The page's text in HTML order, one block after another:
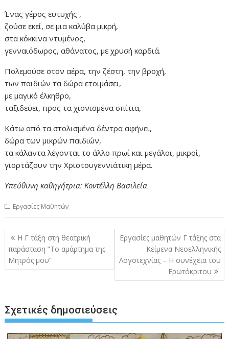
Ένας γέρος ευτυχής ,
ζούσε εκεί, σε μια καλύβα μικρή,
στα κόκκινα ντυμένος,
γενναιόδωρος, αθάνατος, με χρυσή καρδιά.
Πολεμούσε στον αέρα, την ζέστη, την βροχή,
των παιδιών τα δώρα ετοιμάσει,
με μαγικό έλκηθρο,
ταξιδεύει, προς τα χιονισμένα σπίτια,
Κάτω από τα στολισμένα δέντρα αφήνει,
δώρα των μικρών παιδιών,
τα κάλαντα λέγονται το άλλο πρωί και μεγάλοι, μικροί,
γιορτάζουν την Χριστουγεννιάτικη μέρα.
Υπεύθυνη καθηγήτρια: Κοντέλλη Βασιλεία
Εργασίες Μαθητών
Πλοήγηση
άρθρων
Η Γ τάξη στη θεατρική
παράσταση “Το αμάρτημα της
Μητρός μου”
Εργασίες μαθητών Γ τάξης στα
Κείμενα Νεοελληνικής
Λογοτεχνίας – Η συνέχεια του
Ερωτόκριτου
Σχετικές δημοσιεύσεις